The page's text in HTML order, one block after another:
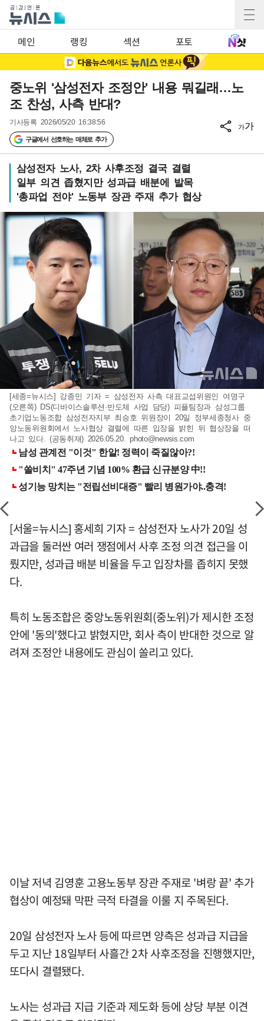
메인 랭킹 섹션 포토
중노위 '삼성전자 조정안' 내용 뭐길래…노
조 찬성, 사측 반대?
기사등록 2026/05/20 16:38:56
구글에서 선호하는 매체로 추가
가가
삼성전자 노사, 2차 사후조정 결국 결렬
일부 의견 좁혔지만 성과급 배분에 발목
'총파업 전야' 노동부 장관 주재 추가 협상
[세종=뉴시스] 강종민 기자 = 삼성전자 사측 대표교섭위원인 여명구
(오른쪽) DS(디바이스솔루션·반도체 사업 담당) 피플팀장과 삼성그룹
초기업노동조합 삼성전자지부 최승호 위원장이 20일 정부세종청사 중
앙노동위원회에서 노사협상 결렬에 따른 입장을 밝힌 뒤 협상장을 떠
나고 있다. (공동취재) 2026.05.20.photo@newsis.com
[서울=뉴시스] 홍세희 기자 = 삼성전자 노사가 20일 성
과급을 둘러싼 여러 쟁점에서 사후 조정 의견 접근을 이
뤘지만, 성과급 배분 비율을 두고 입장차를 좁히지 못했
다.
특히 노동조합은 중앙노동위원회(중노위)가 제시한 조정
안에 '동의'했다고 밝혔지만, 회사 측이 반대한 것으로 알
려져 조정안 내용에도 관심이 쏠리고 있다.
이날 저녁 김영훈 고용노동부 장관 주재로 '벼랑 끝' 추가
협상이 예정돼 막판 극적 타결을 이룰 지 주목된다.
20일 삼성전자 노사 등에 따르면 양측은 성과급 지급을
두고 지난 18일부터 사흘간 2차 사후조정을 진행했지만,
또다시 결렬됐다.
노사는 성과급 지급 기준과 제도화 등에 상당 부분 이견